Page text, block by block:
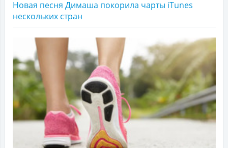
Новая песня Димаша покорила чарты iTunes
нескольких стран